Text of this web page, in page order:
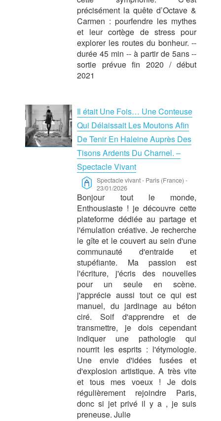
précisément la quête d’Octave &
Carmen : pourfendre les mythes
et leur cortège de stress pour
explorer les routes du bonheur. --
durée 45 min -- à partir de 5ans --
sortie prévue fin 2020 / début
2021
Il était Une Fois… Une Conteuse
Qui Délaissait Les Moutons Afin
De Tenir En Haleine Auprès Des
Tisons Ardents Du Charnel. –
Spectacle Vivant
Spectacle vivant- Paris (France) -
23/01/2026
Bonjour tout le monde,
Enthousiaste ! je découvre cette
plateforme dédiée au partage et
l'émulation créative. Je recherche
le gîte et le couvert au sein d'une
communauté d'entraide et
stupéfiante. Ma passion est
l'écriture, j'écris des nouvelles
pour un seule en scène.
j'apprécie aussi tout ce qui est
manuel, du jardinage au béton
ciré. Soif d'apprendre et de
transmettre, je dois cependant
indiquer une pathologie qui
nourrit les esprits : l'étymologie.
Une envie d'idées fusées et
d'explosion artistique. A très vite
et tous mes voeux ! Je dois
régulièrement rejoindre Paris,
donc si jet privé il y a , je suis
preneuse. Julie